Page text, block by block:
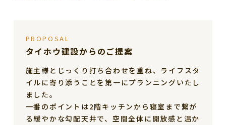
PROPOSAL
タイホウ建設からのご提案
施主様とじっくり打ち合わせを重ね、ライフスタ
イルに寄り添うことを第一にプランニングいたし
ました。
一番のポイントは2階キッチンから寝室まで繋が
る緩やかな勾配天井で、空間全体に開放感と温か